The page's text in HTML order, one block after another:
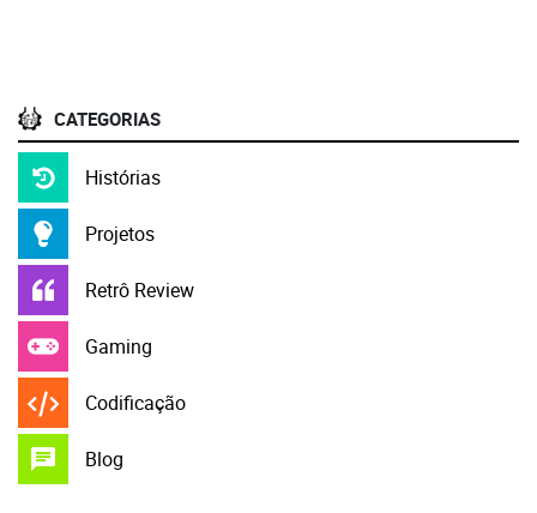
CATEGORIAS
Histórias
Projetos
Retrô Review
Gaming
Codificação
Blog